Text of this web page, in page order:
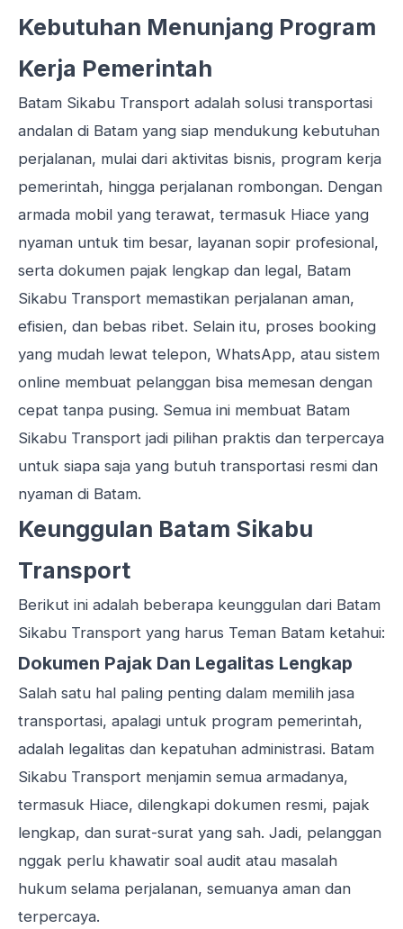
Kebutuhan Menunjang Program
Kerja Pemerintah
Batam Sikabu Transport adalah solusi transportasi
andalan di Batam yang siap mendukung kebutuhan
perjalanan, mulai dari aktivitas bisnis, program kerja
pemerintah, hingga perjalanan rombongan. Dengan
armada mobil yang terawat, termasuk Hiace yang
nyaman untuk tim besar, layanan sopir profesional,
serta dokumen pajak lengkap dan legal, Batam
Sikabu Transport memastikan perjalanan aman,
efisien, dan bebas ribet. Selain itu, proses booking
yang mudah lewat telepon, WhatsApp, atau sistem
online membuat pelanggan bisa memesan dengan
cepat tanpa pusing. Semua ini membuat Batam
Sikabu Transport jadi pilihan praktis dan terpercaya
untuk siapa saja yang butuh transportasi resmi dan
nyaman di Batam.
Keunggulan Batam Sikabu
Transport
Berikut ini adalah beberapa keunggulan dari Batam
Sikabu Transport yang harus Teman Batam ketahui:
Dokumen Pajak Dan Legalitas Lengkap
Salah satu hal paling penting dalam memilih jasa
transportasi, apalagi untuk program pemerintah,
adalah legalitas dan kepatuhan administrasi. Batam
Sikabu Transport menjamin semua armadanya,
termasuk Hiace, dilengkapi dokumen resmi, pajak
lengkap, dan surat-surat yang sah. Jadi, pelanggan
nggak perlu khawatir soal audit atau masalah
hukum selama perjalanan, semuanya aman dan
terpercaya.